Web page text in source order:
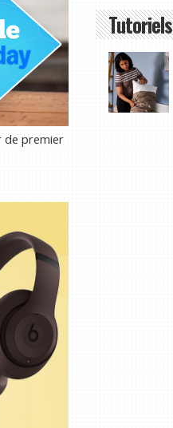
de premier
Tutoriels